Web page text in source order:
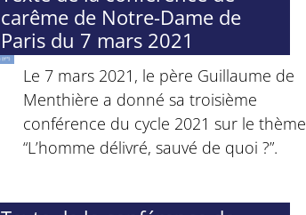
carême de Notre-Dame de
Paris du 7 mars 2021
Le 7 mars 2021, le père Guillaume de
Menthière a donné sa troisième
conférence du cycle 2021 sur le thème
“L’homme délivré, sauvé de quoi ?”.